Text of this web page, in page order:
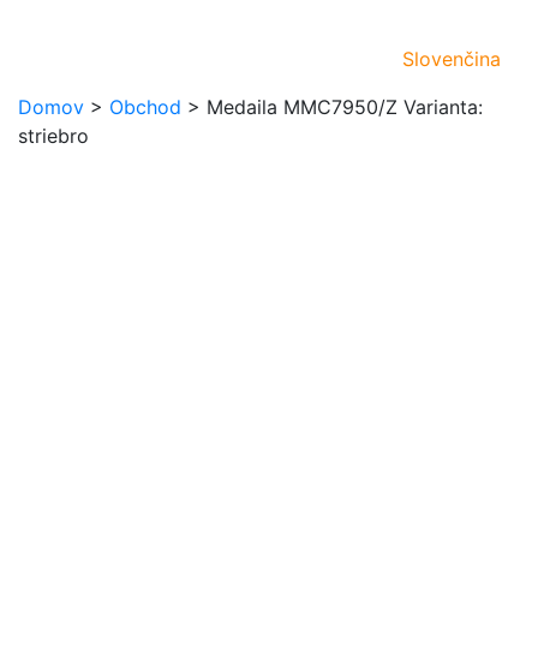
Slovenčina
Domov > Obchod > Medaila MMC7950/Z Varianta:
striebro